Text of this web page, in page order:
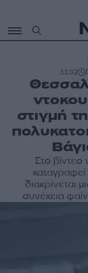
περιεχόμενο
11:32
στιγμή
Στο βίντεο
διακρίνεται
συνέχεια